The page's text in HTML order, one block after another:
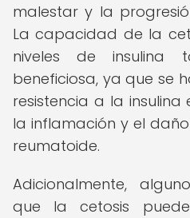
malestar y la
La capacidad de la
niveles de insulina
beneficiosa, ya que se
resistencia a la
la inflamación y el
reumatoide.
Adicionalmente,
que la cetosis